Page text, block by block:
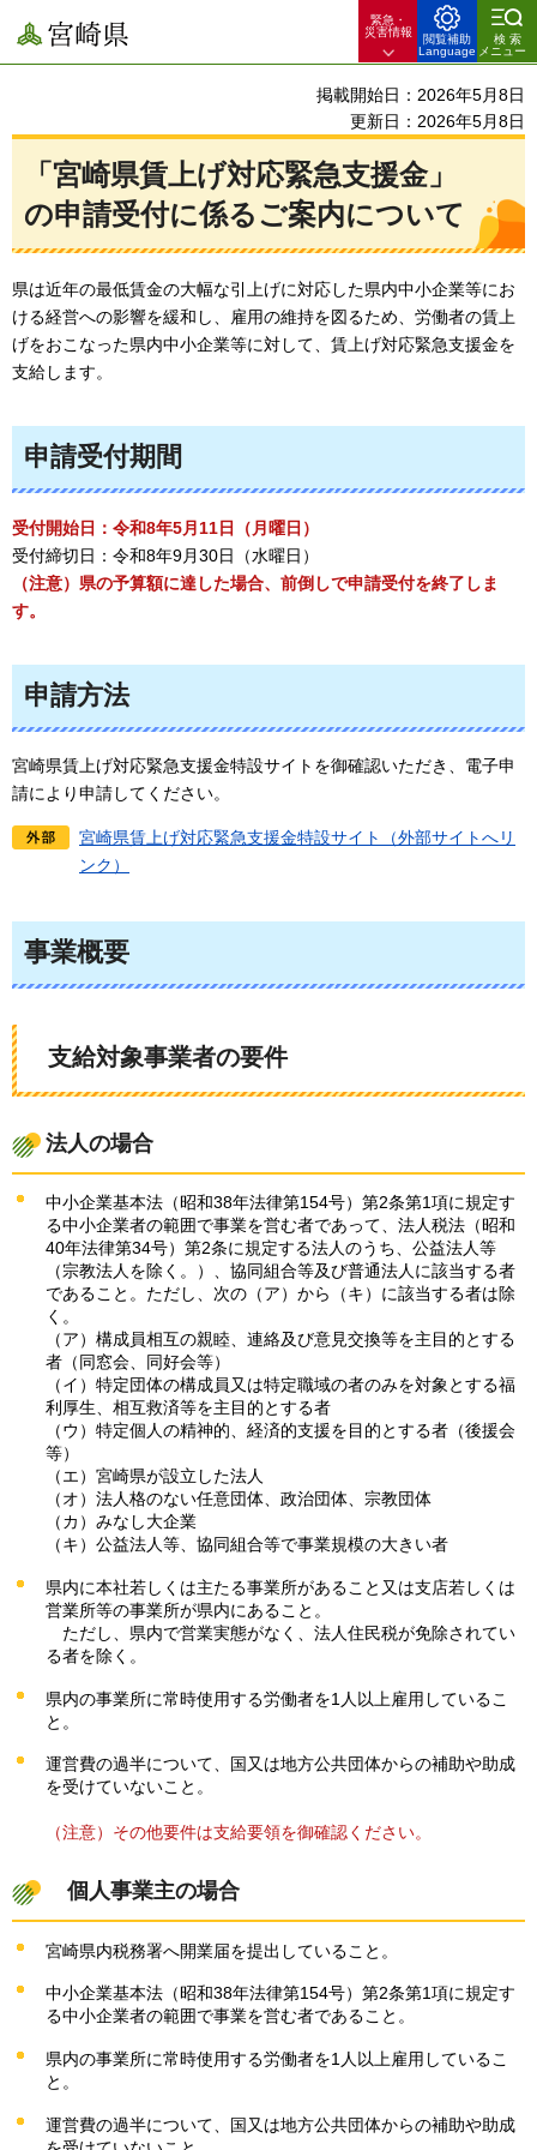
宮崎県
緊急・
災害情報
閲覧補助
Language
検索
メニュー
掲載開始日：2026年5月8日
更新日：2026年5月8日
「宮崎県賃上げ対応緊急支援金」
の申請受付に係るご案内について
県は近年の最低賃金の大幅な引上げに対応した県内中小企業等にお
ける経営への影響を緩和し、雇用の維持を図るため、労働者の賃上
げをおこなった県内中小企業等に対して、賃上げ対応緊急支援金を
支給します。
申請受付期間
受付開始日：令和8年5月11日（月曜日）
受付締切日：令和8年9月30日（水曜日）
（注意）県の予算額に達した場合、前倒しで申請受付を終了しま
す。
申請方法
宮崎県賃上げ対応緊急支援金特設サイトを御確認いただき、電子申
請により申請してください。
宮崎県賃上げ対応緊急支援金特設サイト（外部サイトへリ
ンク）
事業概要
支給対象事業者の要件
法人の場合
中小企業基本法（昭和38年法律第154号）第2条第1項に規定す
る中小企業者の範囲で事業を営む者であって、法人税法（昭和
40年法律第34号）第2条に規定する法人のうち、公益法人等
（宗教法人を除く。）、協同組合等及び普通法人に該当する者
であること。ただし、次の（ア）から（キ）に該当する者は除
く。
（ア）構成員相互の親睦、連絡及び意見交換等を主目的とする
者（同窓会、同好会等）
（イ）特定団体の構成員又は特定職域の者のみを対象とする福
利厚生、相互救済等を主目的とする者
（ウ）特定個人の精神的、経済的支援を目的とする者（後援会
等）
（エ）宮崎県が設立した法人
（オ）法人格のない任意団体、政治団体、宗教団体
（カ）みなし大企業
（キ）公益法人等、協同組合等で事業規模の大きい者
県内に本社若しくは主たる事業所があること又は支店若しくは
営業所等の事業所が県内にあること。
ただし、県内で営業実態がなく、法人住民税が免除されてい
る者を除く。
県内の事業所に常時使用する労働者を1人以上雇用しているこ
と。
運営費の過半について、国又は地方公共団体からの補助や助成
を受けていないこと。
（注意）その他要件は支給要領を御確認ください。
個 人事業主の場合
宮崎県内税務署へ開業届を提出していること。
中小企業基本法（昭和38年法律第154号）第2条第1項に規定す
る中小企業者の範囲で事業を営む者であること。
県内の事業所に常時使用する労働者を1人以上雇用しているこ
と。
運営費の過半について、国又は地方公共団体からの補助や助成